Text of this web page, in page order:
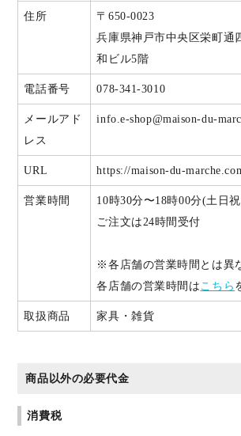
住所
〒650-0023
兵庫県神戸市中央区栄町通
和ビル5階
電話番号 078-341-3010
メールアド
レス
info.e-shop@maison-du-
URL https://maison-du-
営業時間
10時30分〜18時00分(土日
ご注文は24時間受付
※各店舗の営業時間とは異
各店舗の営業時間はこちら
取扱商品 家具・雑貨
商品以外の必要代金
消費税